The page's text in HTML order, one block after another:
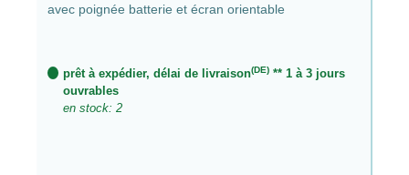
avec poignée batterie et écran orientable
prêt à expédier, délai de livraison(DE) ** 1 à 3 jours
ouvrables
en stock: 2